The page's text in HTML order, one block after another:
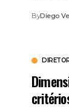
ByDiego